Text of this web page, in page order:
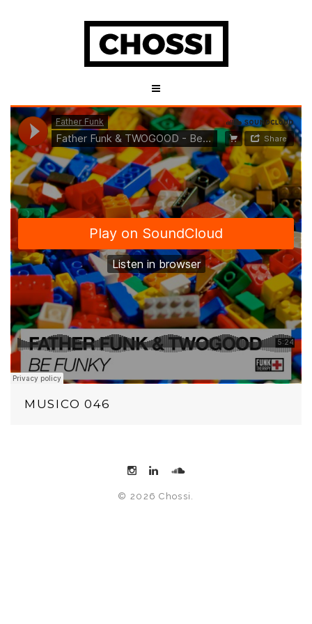
MUSICO 046
© 2026 Chossi.